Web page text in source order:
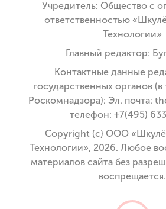
Учредитель: Общество с
ответственностью
Технологии»
Главный редактор:
Контактные данные
государственных органов
Роскомнадзора): Эл. почта:
телефон: +7(495)
Copyright (с) ООО
Технологии», 2026. Любое
материалов сайта без
воспрещается.